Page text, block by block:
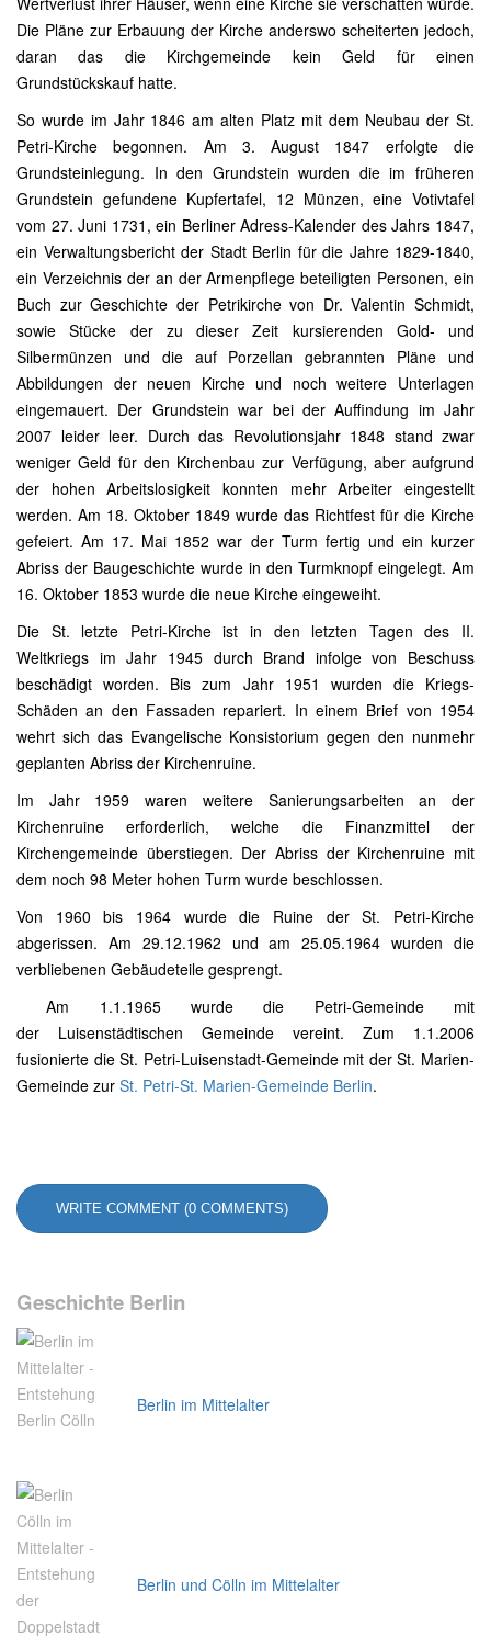
Die Pläne zur Erbauung der Kirche anderswo scheiterten jedoch,
daran das die Kirchgemeinde kein Geld für einen
Grundstückskauf hatte.
So wurde im Jahr 1846 am alten Platz mit dem Neubau der St.
Petri-Kirche begonnen. Am 3. August 1847 erfolgte die
Grundsteinlegung. In den Grundstein wurden die im früheren
Grundstein gefundene Kupfertafel, 12 Münzen, eine Votivtafel
vom 27. Juni 1731, ein Berliner Adress-Kalender des Jahrs 1847,
ein Verwaltungsbericht der Stadt Berlin für die Jahre 1829-1840,
ein Verzeichnis der an der Armenpflege beteiligten Personen, ein
Buch zur Geschichte der Petrikirche von Dr. Valentin Schmidt,
sowie Stücke der zu dieser Zeit kursierenden Gold- und
Silbermünzen und die auf Porzellan gebrannten Pläne und
Abbildungen der neuen Kirche und noch weitere Unterlagen
eingemauert. Der Grundstein war bei der Auffindung im Jahr
2007 leider leer. Durch das Revolutionsjahr 1848 stand zwar
weniger Geld für den Kirchenbau zur Verfügung, aber aufgrund
der hohen Arbeitslosigkeit konnten mehr Arbeiter eingestellt
werden. Am 18. Oktober 1849 wurde das Richtfest für die Kirche
gefeiert. Am 17. Mai 1852 war der Turm fertig und ein kurzer
Abriss der Baugeschichte wurde in den Turmknopf eingelegt. Am
16. Oktober 1853 wurde die neue Kirche eingeweiht.
Die St. letzte Petri-Kirche ist in den letzten Tagen des II.
Weltkriegs im Jahr 1945 durch Brand infolge von Beschuss
beschädigt worden. Bis zum Jahr 1951 wurden die Kriegs-
Schäden an den Fassaden repariert. In einem Brief von 1954
wehrt sich das Evangelische Konsistorium gegen den nunmehr
geplanten Abriss der Kirchenruine.
Im Jahr 1959 waren weitere Sanierungsarbeiten an der
Kirchenruine erforderlich, welche die Finanzmittel der
Kirchengemeinde überstiegen. Der Abriss der Kirchenruine mit
dem noch 98 Meter hohen Turm wurde beschlossen.
Von 1960 bis 1964 wurde die Ruine der St. Petri-Kirche
abgerissen. Am 29.12.1962 und am 25.05.1964 wurden die
verbliebenen Gebäudeteile gesprengt.
Am 1.1.1965 wurde die Petri-Gemeinde mit
der Luisenstädtischen Gemeinde vereint. Zum 1.1.2006
fusionierte die St. Petri-Luisenstadt-Gemeinde mit der St. Marien-
Gemeinde zur St. Petri-St. Marien-Gemeinde Berlin.
WRITE COMMENT (0 COMMENTS)
Geschichte Berlin
Berlin im Mittelalter
Berlin und Cölln im Mittelalter